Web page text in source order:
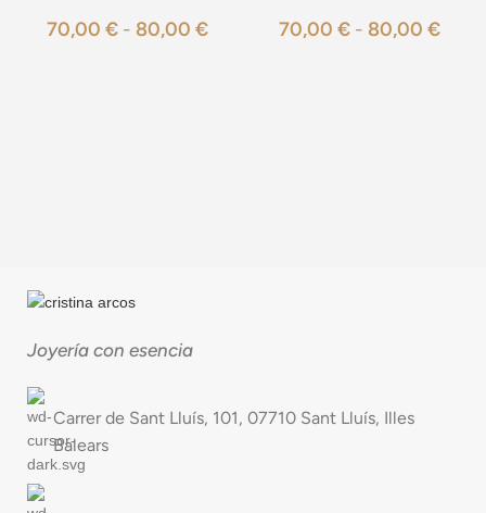
70,00 € - 80,00 € 70,00 € - 80,00 €
Joyería con esencia
Carrer de Sant Lluís, 101, 07710 Sant Lluís, Illes
Balears